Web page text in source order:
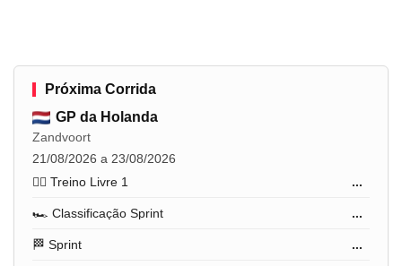
Próxima Corrida
GP da Holanda
Zandvoort
21/08/2026 a 23/08/2026
🏋️‍♂️ Treino Livre 1
...
🏎️ Classificação Sprint ...
🏁 Sprint ...